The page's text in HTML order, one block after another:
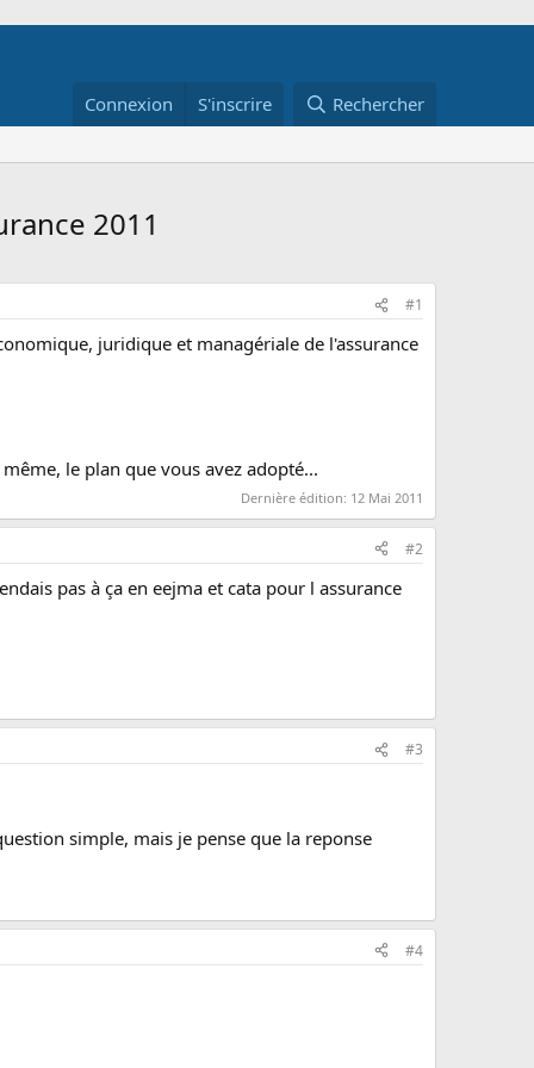
Connexion S'inscrire Rechercher
2011
#1
juridique et managériale de l'assurance
le plan que vous avez adopté...
Dernière édition: 12 Mai 2011
#2
pas à ça en eejma et cata pour l assurance
#3
simple, mais je pense que la reponse
#4